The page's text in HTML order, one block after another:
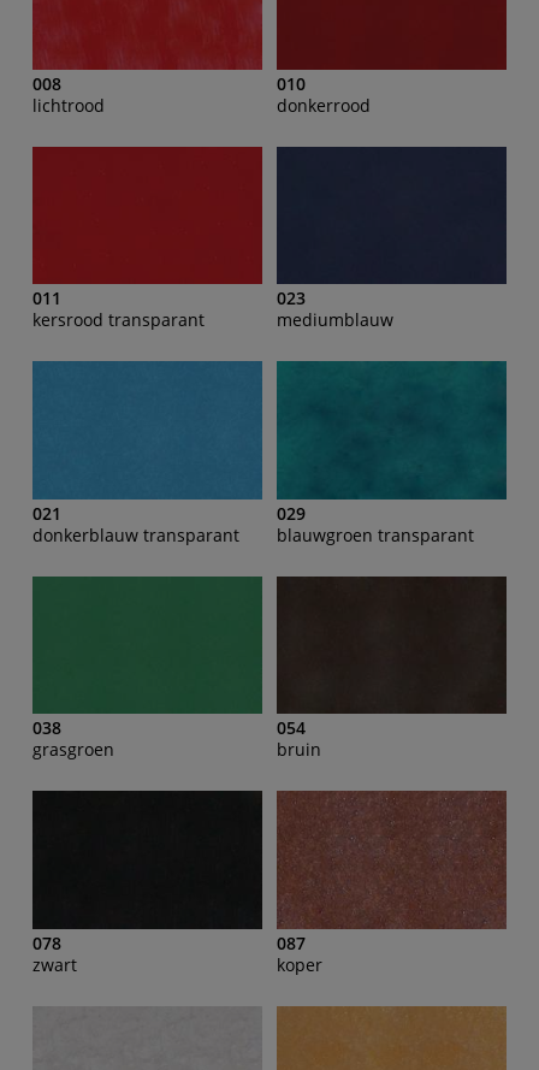
008
lichtrood
010
donkerrood
011
kersrood transparant
023
mediumblauw
021
donkerblauw transparant
029
blauwgroen transparant
038
grasgroen
054
bruin
078
zwart
087
koper